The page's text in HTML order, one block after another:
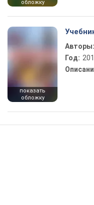
обложку
показать
обложку
Авторы:
Год: